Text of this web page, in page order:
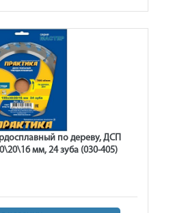
по дереву, ДСП
мм, 24 зуба (030-405)